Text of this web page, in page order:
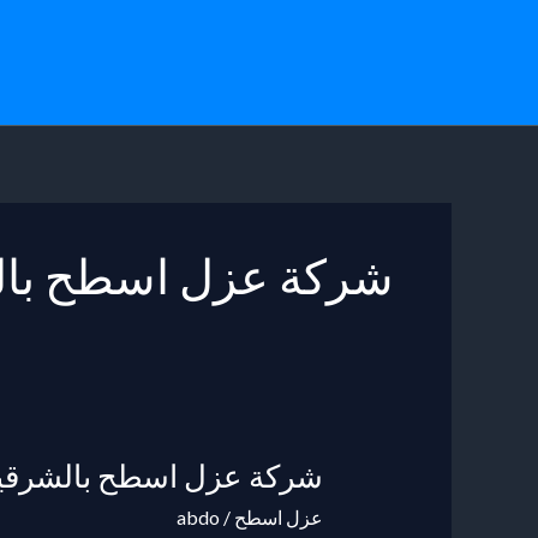
شركة عزل اسطح
شركة عزل اسطح
عزل اسطح /
abdo
شركة
اسطح